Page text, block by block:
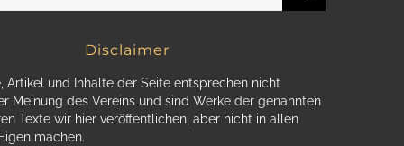
Disclaimer
Artikel und Inhalte der Seite entsprechen nicht
Meinung des Vereins und sind Werke der genannten
Texte wir hier veröffentlichen, aber nicht in allen
machen.